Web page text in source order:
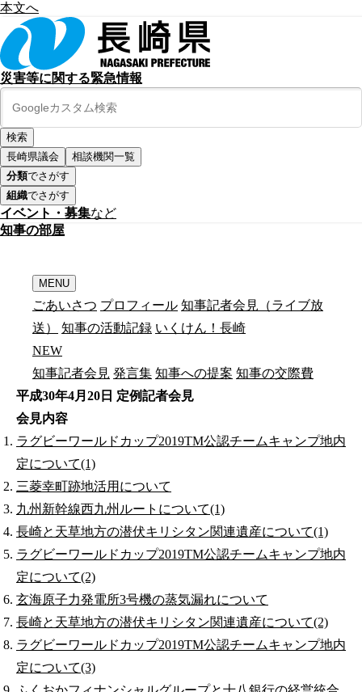
本文へ
災害等に関する緊急情報
長崎県議会
相談機関一覧
分類でさがす
組織でさがす
イベント・募集など
知事の部屋
MENU
ごあいさつ プロフィール 知事記者会見（ライブ放
送）
知事の活動記録 いくけん！長崎
NEW
知事記者会見 発言集 知事への提案 知事の交際費
平成30年4月20日 定例記者会見
会見内容
ラグビーワールドカップ2019TM公認チームキャンプ地内
定について(1)
三菱幸町跡地活用について
九州新幹線西九州ルートについて(1)
長崎と天草地方の潜伏キリシタン関連遺産について(1)
ラグビーワールドカップ2019TM公認チームキャンプ地内
定について(2)
玄海原子力発電所3号機の蒸気漏れについて
長崎と天草地方の潜伏キリシタン関連遺産について(2)
ラグビーワールドカップ2019TM公認チームキャンプ地内
定について(3)